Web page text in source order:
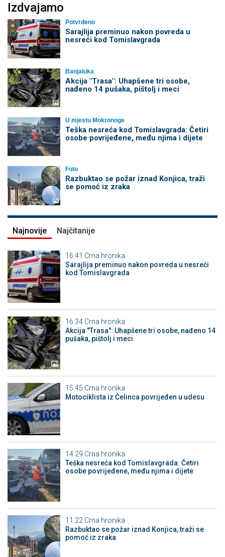
Izdvajamo
Potvrđeno
Sarajlija preminuo nakon povreda u
nesreći kod Tomislavgrada
Banjaluka
Akcija "Trasa": Uhapšene tri osobe,
nađeno 14 pušaka, pištolj i meci
U mjestu Mokronoge
Teška nesreća kod Tomislavgrada: Četiri
osobe povrijeđene, među njima i dijete
Foto
Razbuktao se požar iznad Konjica, traži
se pomoć iz zraka
Najnovije Najčitanije
16:41 Crna hronika
Sarajlija preminuo nakon povreda u nesreći
kod Tomislavgrada
16:34 Crna hronika
Akcija "Trasa": Uhapšene tri osobe, nađeno 14
pušaka, pištolj i meci
15:45 Crna hronika
Motociklista iz Čelinca povrijeđen u udesu
14:29 Crna hronika
Teška nesreća kod Tomislavgrada: Četiri
osobe povrijeđene, među njima i dijete
11:22 Crna hronika
Razbuktao se požar iznad Konjica, traži se
pomoć iz zraka